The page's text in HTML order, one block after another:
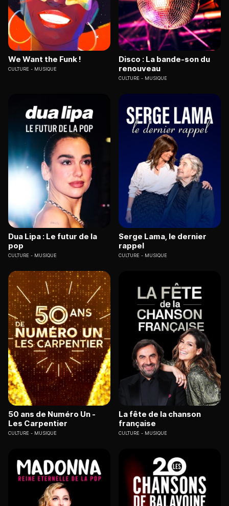
We Want the Funk !
CULTURE MUSIQUE
Disco : La bande-son du
renouveau
CULTURE MUSIQUE
Dua Lipa : Le futur de la
pop
CULTURE MUSIQUE
Serge Lama, le dernier
rappel
CULTURE MUSIQUE
50 ans de Numéro Un -
Les Carpentier
CULTURE MUSIQUE
La fête de la chanson
française
CULTURE MUSIQUE